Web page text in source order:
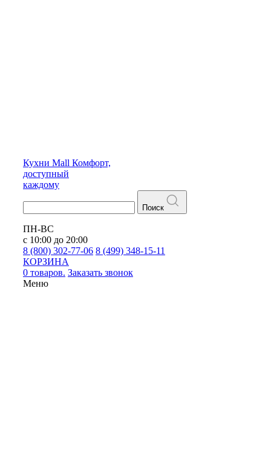
Кухни Mall Комфорт,
доступный
каждому
Поиск
ПН-ВС
с 10:00 до 20:00
8 (800) 302-77-06 8 (499) 348-15-11
КОРЗИНА
0 товаров. Заказать звонок
Меню